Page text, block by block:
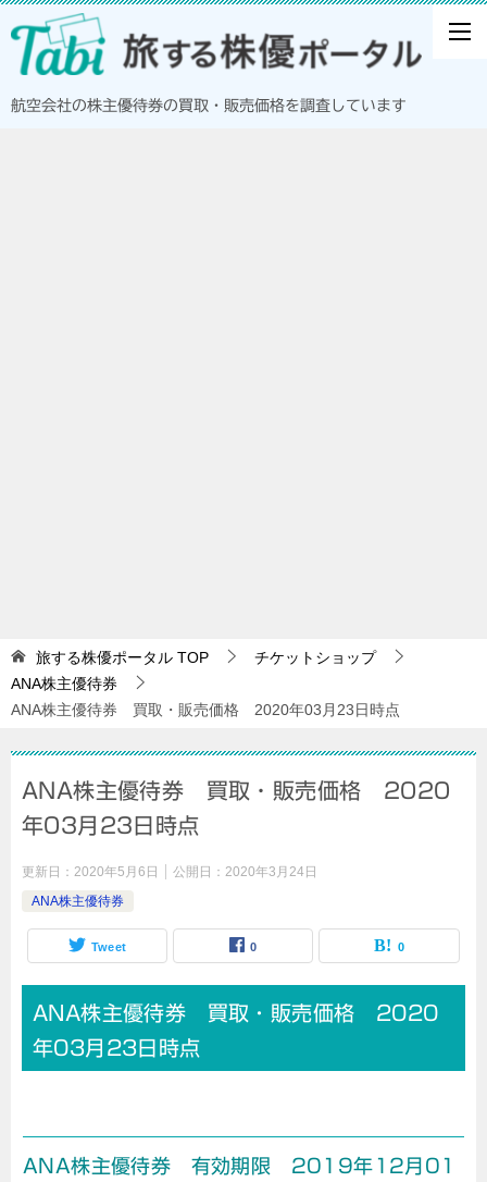
航空会社の株主優待券の買取・販売価格を調査しています
旅する株優ポータル TOP
チケットショップ
ANA株主優待券
ANA株主優待券 買取・販売価格 2020年03月23日時点
ANA株主優待券 買取・販売価格 2020
年03月23日時点
更新日： 2020年5月6日 公開日： 2020年3月24日
ANA株主優待券
Tweet 0 0
ANA株主優待券 買取・販売価格 2020
年03月23日時点
ANA株主優待券 有効期限 2019年12月01